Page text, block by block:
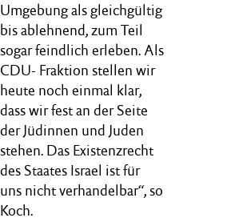
Umgebung als gleichgültig
bis ablehnend, zum Teil
sogar feindlich erleben. Als
CDU- Fraktion stellen wir
heute noch einmal klar,
dass wir fest an der Seite
der Jüdinnen und Juden
stehen. Das Existenzrecht
des Staates Israel ist für
uns nicht verhandelbar“, so
Koch.